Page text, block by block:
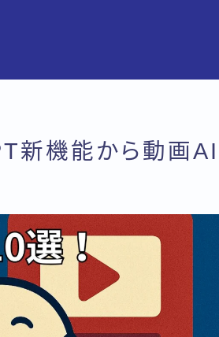
新機能から動画AI